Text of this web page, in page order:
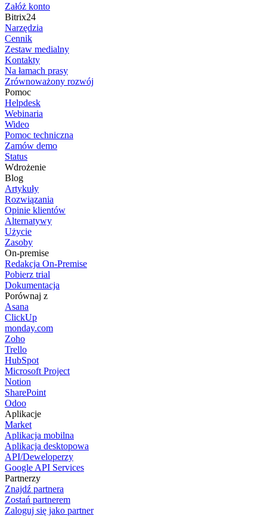
Załóż konto
Bitrix24
Narzędzia
Cennik
Zestaw medialny
Kontakty
Na łamach prasy
Zrównoważony rozwój
Pomoc
Helpdesk
Webinaria
Wideo
Pomoc techniczna
Zamów demo
Status
Wdrożenie
Blog
Artykuły
Rozwiązania
Opinie klientów
Alternatywy
Użycie
Zasoby
On-premise
Redakcja On-Premise
Pobierz trial
Dokumentacja
Porównaj z
Asana
ClickUp
monday.com
Zoho
Trello
HubSpot
Microsoft Project
Notion
SharePoint
Odoo
Aplikacje
Market
Aplikacja mobilna
Aplikacja desktopowa
API/Deweloperzy
Google API Services
Partnerzy
Znajdź partnera
Zostań partnerem
Zaloguj się jako partner